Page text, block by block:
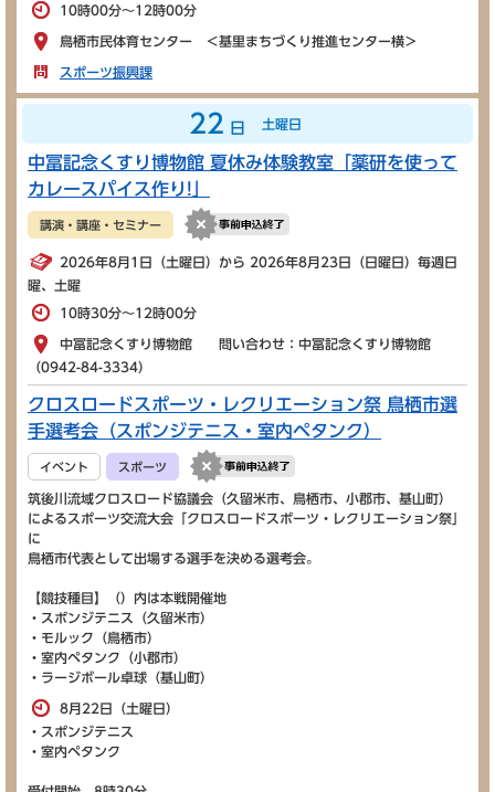
10時00分～12時00分
鳥栖市民体育センター ＜基里まちづくり推進センター横＞
スポーツ振興課
22 日 土曜日
中冨記念くすり博物館 夏休み体験教室「薬研を使って
カレースパイス作り!」
講演・講座・セミナー
2026年8月1日（土曜日）から 2026年8月23日（日曜日）毎週日
曜、土曜
10時30分～12時00分
中冨記念くすり博物館 問い合わせ：中冨記念くすり博物館
（0942-84-3334）
クロスロードスポーツ・レクリエーション祭 鳥栖市選
手選考会（スポンジテニス・室内ペタンク）
イベント スポーツ
筑後川流域クロスロード協議会（久留米市、鳥栖市、小郡市、基山町）
によるスポーツ交流大会「クロスロードスポーツ・レクリエーション祭」
に
鳥栖市代表として出場する選手を決める選考会。
【競技種目】（）内は本戦開催地
・スポンジテニス（久留米市）
・モルック（鳥栖市）
・室内ペタンク（小郡市）
・ラージボール卓球（基山町）
8月22日（土曜日）
・スポンジテニス
・室内ペタンク